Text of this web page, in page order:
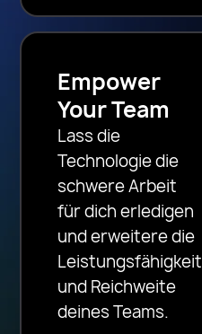
Empower
Your Team
Lass die
Technologie die
schwere Arbeit
für dich erledigen
und erweitere die
Leistungsfähigkeit
und Reichweite
deines Teams.